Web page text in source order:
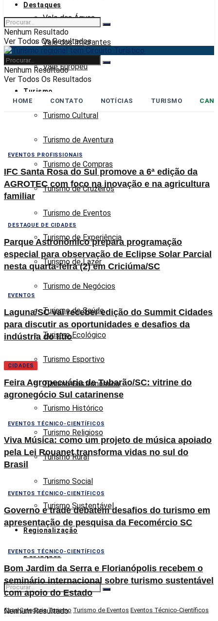
Vale das Águas
Vale dos Imigrantes
Vale Europeu
Turismo
Turismo Cultural
Turismo de Aventura
Turismo de Compras
Turismo de Cruzeiros
Turismo de Eventos
Turismo de Experiência
Turismo de Lazer
Turismo de Negócios
Turismo de Saúde
Turismo Ecológico
Turismo Esportivo
Turismo Gastronômico
Turismo Histórico
Turismo Religioso
Turismo Rural
Turismo Social
Turismo Sustentável
Regionalização
Destaques
Nenhum Resultado
Destaques
Nenhum Resultado
Ver Todos Os Resultados
Nenhum Resultado
Ver Todos Os Resultados
HOME CONTATO NOTÍCIAS TURISMO
EVENTOS PROFISSIONAIS
IFC Santa Rosa do Sul promove a 6ª edição da
AGROTEC com foco na inovação e na agricultura
familiar
DESTAQUE DE CIDADES
Parque Astronômico prepara programação
especial para observação de Eclipse Solar Parcial
nesta quarta-feira (2) em Criciúma/SC
EVENTOS
Laguna/SC vai receber edição do Summit Cidades
para discutir as oportunidades e desafios da
indústria do lítio
CIDADES
Feira Agropecuária de Tubarão/SC: vitrine do
agronegócio Sul catarinense
EVENTOS TÉCNICO-CIENTÍFICOS
Viva Música: como um projeto de música apoiado
pela Lei Rouanet transforma vidas no sul do
Brasil
EVENTOS TÉCNICO-CIENTÍFICOS
Governo e trade debatem desafios do turismo em
apresentação de pesquisa da Fecomércio SC
EVENTOS TÉCNICO-CIENTÍFICOS
Bom Jardim da Serra e Florianópolis recebem o
seminário internacional sobre turismo sustentável
com apoio do Estado
Casa Categoria Turismo Turismo de Eventos Eventos Técnico-Científicos